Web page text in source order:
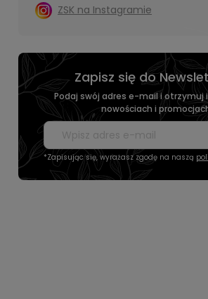
ZSK na Instagramie
Zapisz się do
Podaj swój adres e-mail i otrzymuj
nowościach i
*Zapisując się, wyrażasz zgodę na naszą